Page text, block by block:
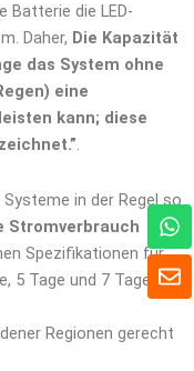
Batterie die LED-
Daher, Die Kapazität
das System ohne
eine
kann; diese
.
in der Regel so
Stromverbrauch
Spezifikationen für
5 Tage und 7 Tage, um
Regionen gerecht
U
m
c
W
h
a
t
s
A
p